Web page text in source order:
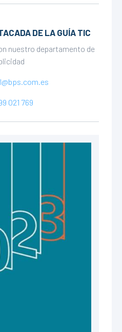
DE LA GUÍA TIC
nuestro departamento de
021 769